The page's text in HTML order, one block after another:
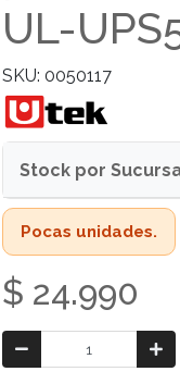
UL-
SKU: 0050117
Stock por
Pocas unidades.
$ 24.990